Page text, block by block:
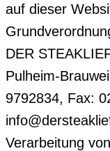
auf dieser
DER
Pulheim-
9792834, Fax:
Verarbeitung